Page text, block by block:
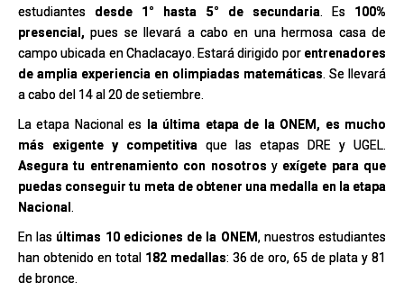
estudiantes desde 1° hasta 5° de secundaria. Es 100%
presencial,pues se llevará a cabo en una hermosa casa de
campo ubicada en Chaclacayo. Estará dirigido por entrenadores
de amplia experiencia en olimpiadas matemáticas. Se llevará
a cabo del 14 al 20 de setiembre.
La etapa Nacional es
la última etapa de la ONEM, es mucho
más exigente y competitiva que las etapas DRE y UGEL.
Asegura tu entrenamiento con nosotros y exígete para que
puedas conseguir tu meta de obtener una medalla en la etapa
Nacional .
En las últimas 10 ediciones de la ONEM, nuestros estudiantes
han obtenido en total 182 medallas: 36 de oro, 65 de plata y 81
de bronce.